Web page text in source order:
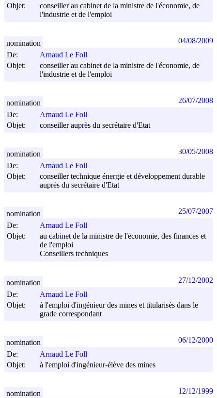
Objet:
conseiller au cabinet de la ministre de l'économie, de
l'industrie et de l'emploi
De:
Arnaud Le Foll
Objet:
conseiller au cabinet de la ministre de l'économie, de
l'industrie et de l'emploi
nomination 04/08/2009
De:
Arnaud Le Foll
Objet:
conseiller auprès du secrétaire d'Etat
nomination 26/07/2008
De:
Arnaud Le Foll
Objet:
conseiller technique énergie et développement durable
auprès du secrétaire d'Etat
nomination 30/05/2008
De:
Arnaud Le Foll
Objet:
au cabinet de la ministre de l'économie, des finances et
de l'emploi
Conseillers techniques
nomination 25/07/2007
De:
Arnaud Le Foll
Objet:
à l'emploi d'ingénieur des mines et titularisés dans le
grade correspondant
nomination 27/12/2002
De:
Arnaud Le Foll
Objet:
à l'emploi d'ingénieur-élève des mines
nomination 06/12/2000
nomination 12/12/1999